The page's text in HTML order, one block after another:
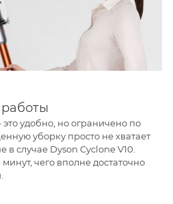
удобно, но ограничено по
уборку просто не хватает
в случае Dyson Cyclone V10.
чего вполне достаточно